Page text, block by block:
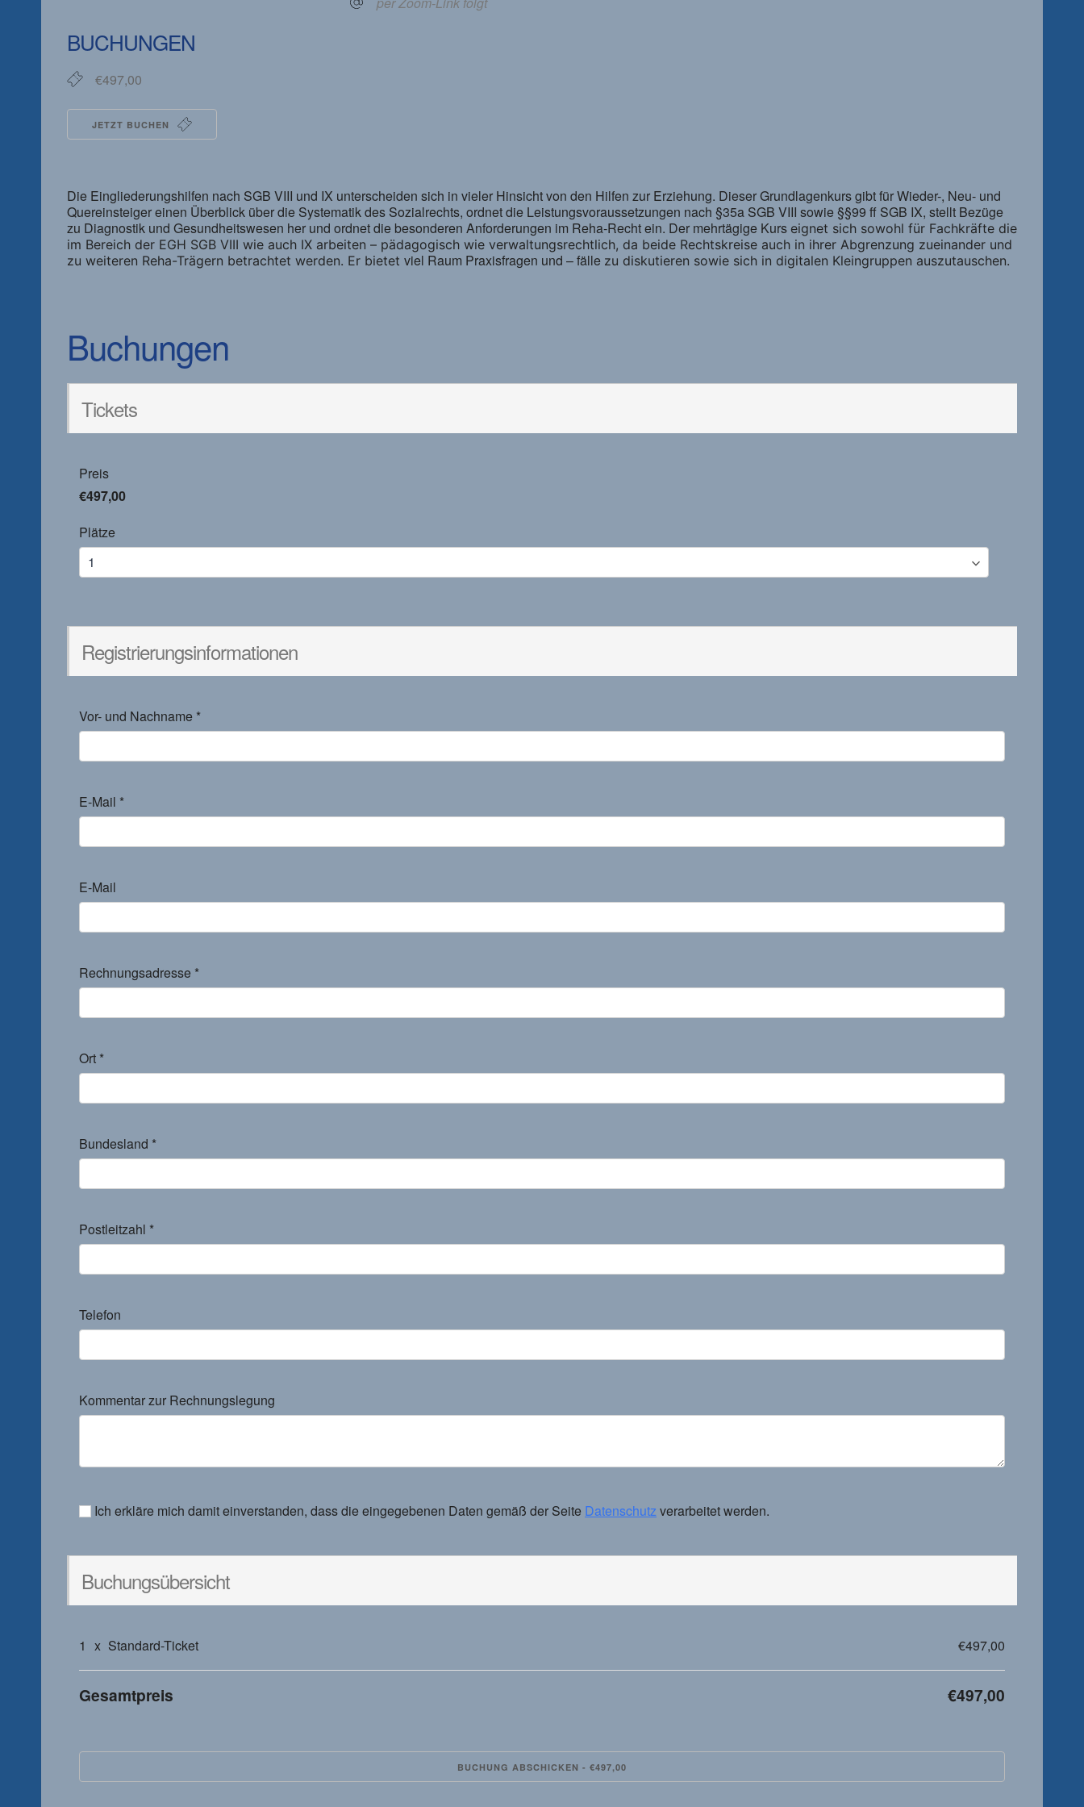
BUCHUNGEN
€497,00
JETZT BUCHEN
Die Eingliederungshilfen nach SGB VIII und IX unterscheiden sich in vieler Hinsicht von den Hilfen zur Erziehung. Dieser Grundlagenkurs gibt für Wieder-, Neu- und
Quereinsteiger einen Überblick über die Systematik des Sozialrechts, ordnet die Leistungsvoraussetzungen nach §35a SGB VIII sowie §§99 ff SGB IX, stellt Bezüge
zu Diagnostik und Gesundheitswesen her und ordnet die besonderen Anforderungen im Reha-Recht ein. Der mehrtägige Kurs eignet sich sowohl für Fachkräfte die
im Bereich der EGH SGB VIII wie auch IX arbeiten – pädagogisch wie verwaltungsrechtlich, da beide Rechtskreise auch in ihrer Abgrenzung zueinander und
zu weiteren Reha-Trägern betrachtet werden. Er bietet viel Raum Praxisfragen und – fälle zu diskutieren sowie sich in digitalen Kleingruppen auszutauschen.
Buchungen
Tickets
Preis
€497,00
Plätze
Registrierungsinformationen
Vor- und Nachname *
E-Mail *
E-Mail
Rechnungsadresse *
Ort *
Bundesland *
Postleitzahl *
Telefon
Kommentar zur Rechnungslegung
Ich erkläre mich damit einverstanden, dass die eingegebenen Daten gemäß der Seite Datenschutzverarbeitet werden.
Buchungsübersicht
1 x Standard-Ticket €497,00
Gesamtpreis €497,00